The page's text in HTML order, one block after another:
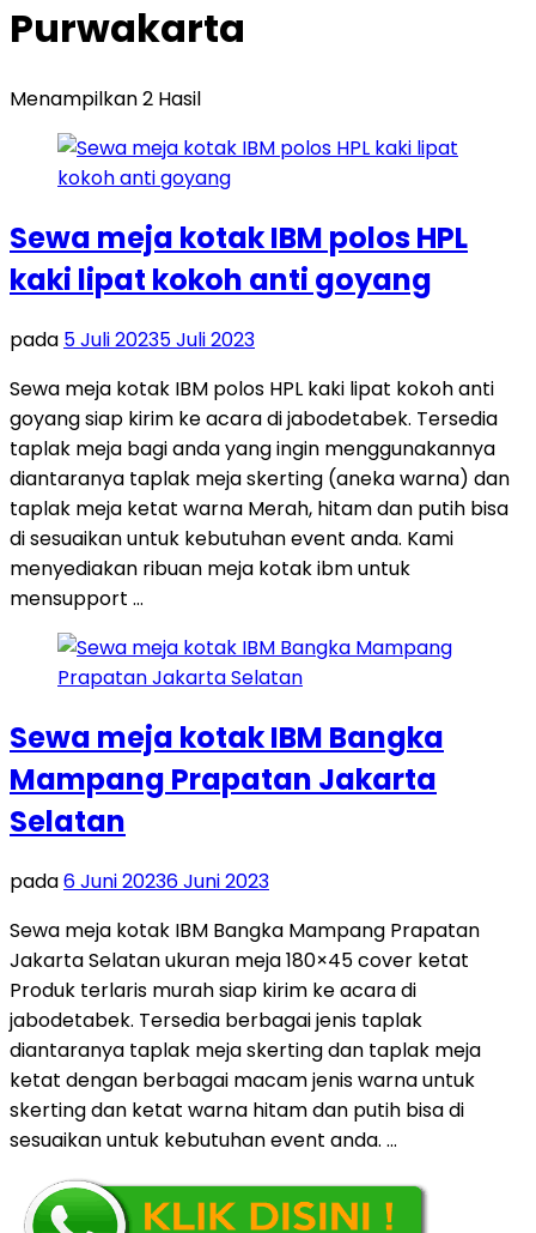
Purwakarta
Menampilkan 2 Hasil
Sewa meja kotak IBM polos HPL
kaki lipat kokoh anti goyang
pada 5 Juli 20235 Juli 2023
Sewa meja kotak IBM polos HPL kaki lipat kokoh anti
goyang siap kirim ke acara di jabodetabek. Tersedia
taplak meja bagi anda yang ingin menggunakannya
diantaranya taplak meja skerting (aneka warna) dan
taplak meja ketat warna Merah, hitam dan putih bisa
di sesuaikan untuk kebutuhan event anda. Kami
menyediakan ribuan meja kotak ibm untuk
mensupport …
Sewa meja kotak IBM Bangka
Mampang Prapatan Jakarta
Selatan
pada6 Juni 20236 Juni 2023
Sewa meja kotak IBM Bangka Mampang Prapatan
Jakarta Selatan ukuran meja 180×45 cover ketat
Produk terlaris murah siap kirim ke acara di
jabodetabek. Tersedia berbagai jenis taplak
diantaranya taplak meja skerting dan taplak meja
ketat dengan berbagai macam jenis warna untuk
skerting dan ketat warna hitam dan putih bisa di
sesuaikan untuk kebutuhan event anda. …